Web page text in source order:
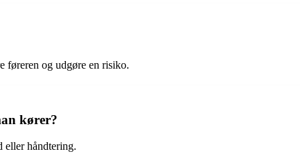
føreren og udgøre en risiko.
kører?
eller håndtering.